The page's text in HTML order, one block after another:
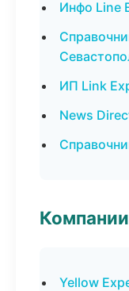
Инфо Line
ИП Link
News
Yellow